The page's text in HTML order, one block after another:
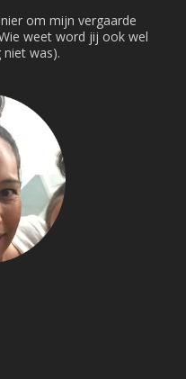
om mijn vergaarde
weet word jij ook wel
was).